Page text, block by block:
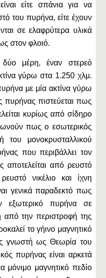
είτε σπάνια για να
του πυρήνα, είτε έχουν
σε ελαφρύτερα υλικά
στον φλοιό.
μέρη, έναν στερεό
γύρω στα 1.250 χλμ.
με μία ακτίνα γύρω
πυρήνας πιστεύεται πως
κυρίως από σίδηρο
πως ο εσωτερικός
του μονοκρυσταλλικού
που περιβάλλει τον
αποτελείται από ρευστό
νικέλιο και ίχνη
γενικά παραδεκτό πως
εξωτερικό πυρήνα σε
από την περιστροφή της
το γήινο μαγνητικό
γνωστή ως Θεωρία του
πυρήνας είναι αρκετά
μόνιμο μαγνητικό πεδίο